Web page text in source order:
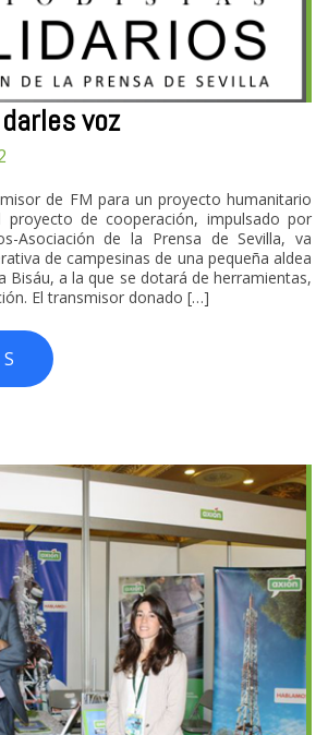
voz
de FM para un proyecto humanitario
proyecto de cooperación, impulsado por
Asociación de la Prensa de Sevilla, va
de campesinas de una pequeña aldea
Bisáu, a la que se dotará de herramientas,
El transmisor donado […]